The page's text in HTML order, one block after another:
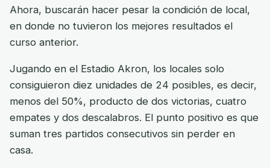
Ahora, buscarán hacer pesar la condición de local,
en donde no tuvieron los mejores resultados el
curso anterior.
Jugando en el Estadio Akron, los locales solo
consiguieron diez unidades de 24 posibles, es decir,
menos del 50%, producto de dos victorias, cuatro
empates y dos descalabros. El punto positivo es que
suman tres partidos consecutivos sin perder en
casa.